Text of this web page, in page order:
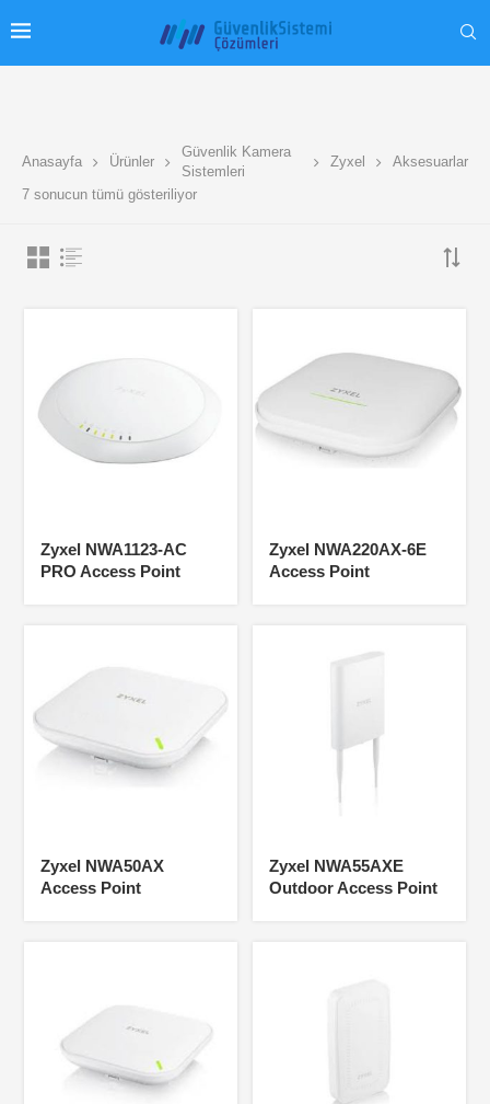
Anasayfa Ürünler
Güvenlik Kamera
Sistemleri
Zyxel
Aksesuarlar
7 sonucun tümü gösteriliyor
Zyxel NWA1123-AC
PRO Access Point
Zyxel NWA220AX-6E
Access Point
Zyxel NWA50AX
Access Point
Zyxel NWA55AXE
Outdoor Access Point